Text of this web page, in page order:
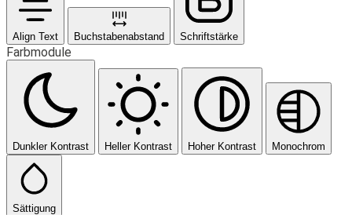
Align Text Buchstabenabstand Schriftstärke
Farbmodule
Dunkler Kontrast Heller Kontrast Hoher Kontrast Monochrom
Sättigung